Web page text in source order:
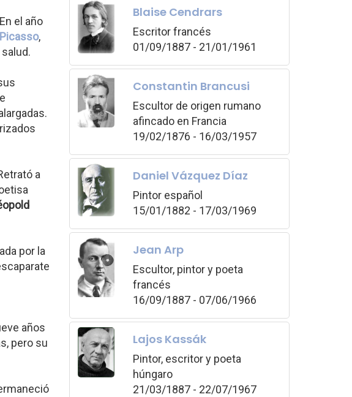
el año
,
a
por la
años
pero su
Blaise Cendrars
Escritor francés
01/09/1887 - 21/01/1961
Constantin Brancusi
Escultor de origen rumano
afincado en Francia
19/02/1876 - 16/03/1957
Daniel Vázquez Díaz
Pintor español
15/01/1882 - 17/03/1969
Jean Arp
Escultor, pintor y poeta
francés
16/09/1887 - 07/06/1966
Lajos Kassák
Pintor, escritor y poeta
húngaro
21/03/1887 - 22/07/1967